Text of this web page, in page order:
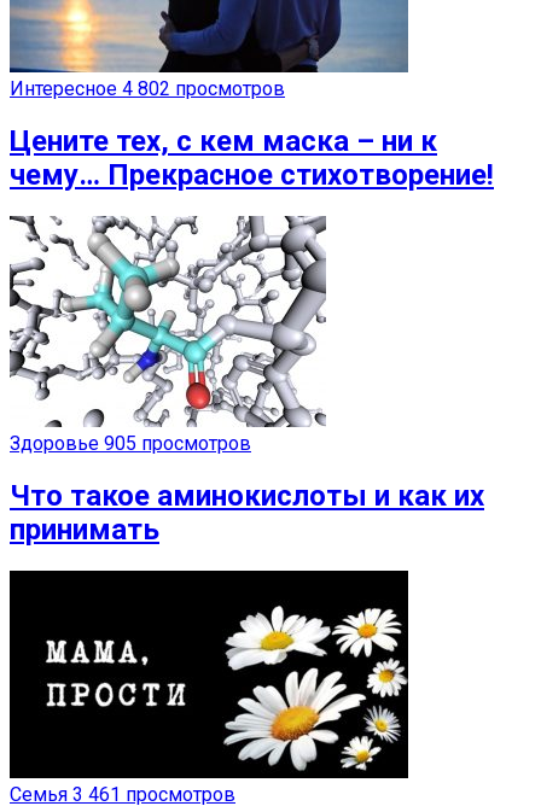
Интересное 4 802 просмотров
Цените тех, с кем маска – ни к
чему… Прекрасное стихотворение!
Здоровье 905 просмотров
Что такое аминокислоты и как их
принимать
Семья 3 461 просмотров